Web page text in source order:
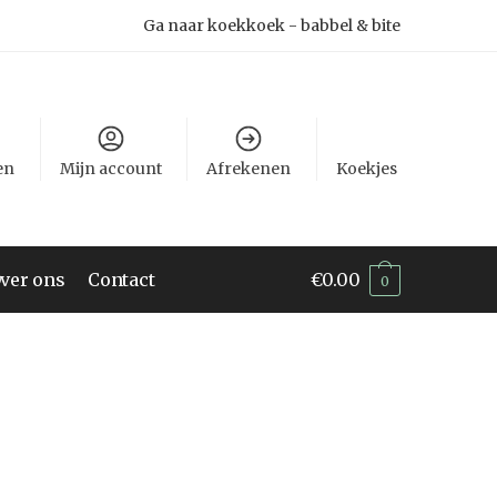
Ga naar koekkoek - babbel & bite
Mijn account Afrekenen Koekjes
ons Contact €0.00 0